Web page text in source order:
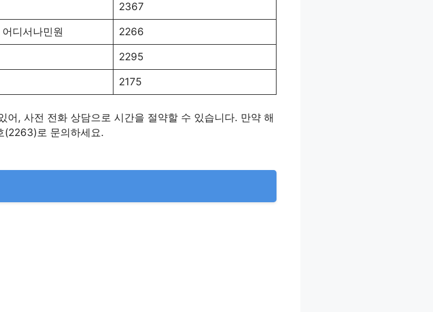
2367
디서나민원 2266
2295
2175
어, 사전 전화 상담으로 시간을 절약할 수 있습니다. 만약 해
(2263)로 문의하세요.